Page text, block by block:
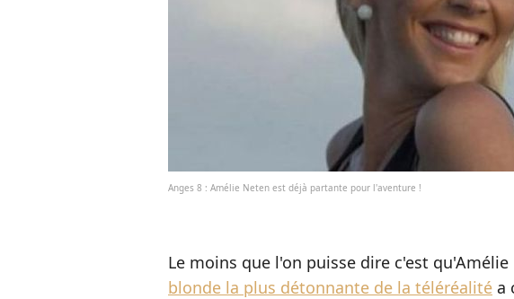
Anges 8 : Amélie Neten est déjà partante pour l'aventure !
Le moins que l'on puisse dire c'est
blonde la plus détonnante de la téléréalité a